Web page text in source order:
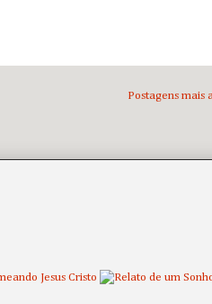
Postagens mais